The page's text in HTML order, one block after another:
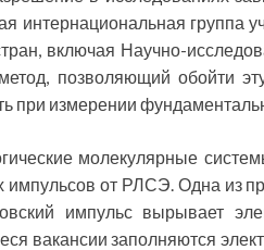
интернациональная группа
включая Научно-
позволяющий обойти
при измерении
молекулярные
импульсов от РЛСЭ. Одна из
импульс вырывает
вакансии заполняются